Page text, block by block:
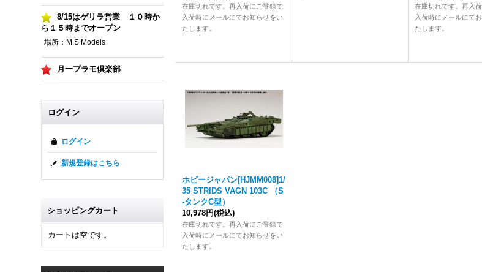
8/15はゲリラ営業 １０時か
ら１５時までオープン
場所：M.S Models
月一プラモ倶楽部
ログイン
ログイン
新規登録はこちら
ショッピングカート
カートは空です。
在庫切れです。再入荷にご登録で
入荷時にメールにてお知らせをい
たします。
在庫切れです。再入
入荷時にメールにて
たします。
ホビージャパン[HJMM008]1/
35 STRIDS VAGN 103C （S
‐タンクC型）
10,978円(税込)
在庫切れです。再入荷にご登録で
入荷時にメールにてお知らせをい
たします。